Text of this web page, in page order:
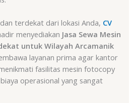
terdekat dari lokasi Anda, CV
menyediakan Jasa Sewa Mesin
untuk Wilayah Arcamanik
layanan prima agar kantor
fasilitas mesin fotocopy
operasional yang sangat